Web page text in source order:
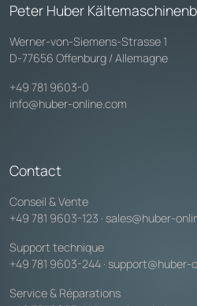
Peter Huber
Werner-von-Siemens-Strasse 1
D-77656 Offenburg / Allemagne
+49 781 9603-0
info@huber-online.com
Contact
Conseil & Vente
+49 781 9603-123 · sales@huber-
Support technique
+49 781 9603-244 · support@huber-
Service & Réparations